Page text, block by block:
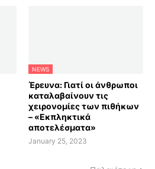
NEWS
Έρευνα: Γιατί οι άνθρωποι
καταλαβαίνουν τις
χειρονομίες των πιθήκων
– «Εκπληκτικά
αποτελέσματα»
January 25, 2023